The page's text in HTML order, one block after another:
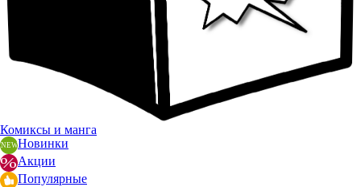
Комиксы и манга
Новинки
Акции
Популярные